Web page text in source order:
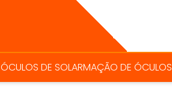
ÓCULOS DE SOLARMAÇÃO DE ÓCULOS